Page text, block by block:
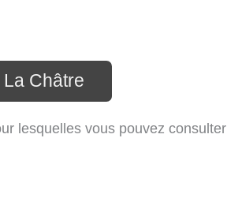
Châtre
lesquelles vous pouvez consulter